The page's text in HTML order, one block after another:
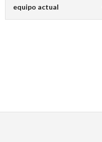
equipo actual